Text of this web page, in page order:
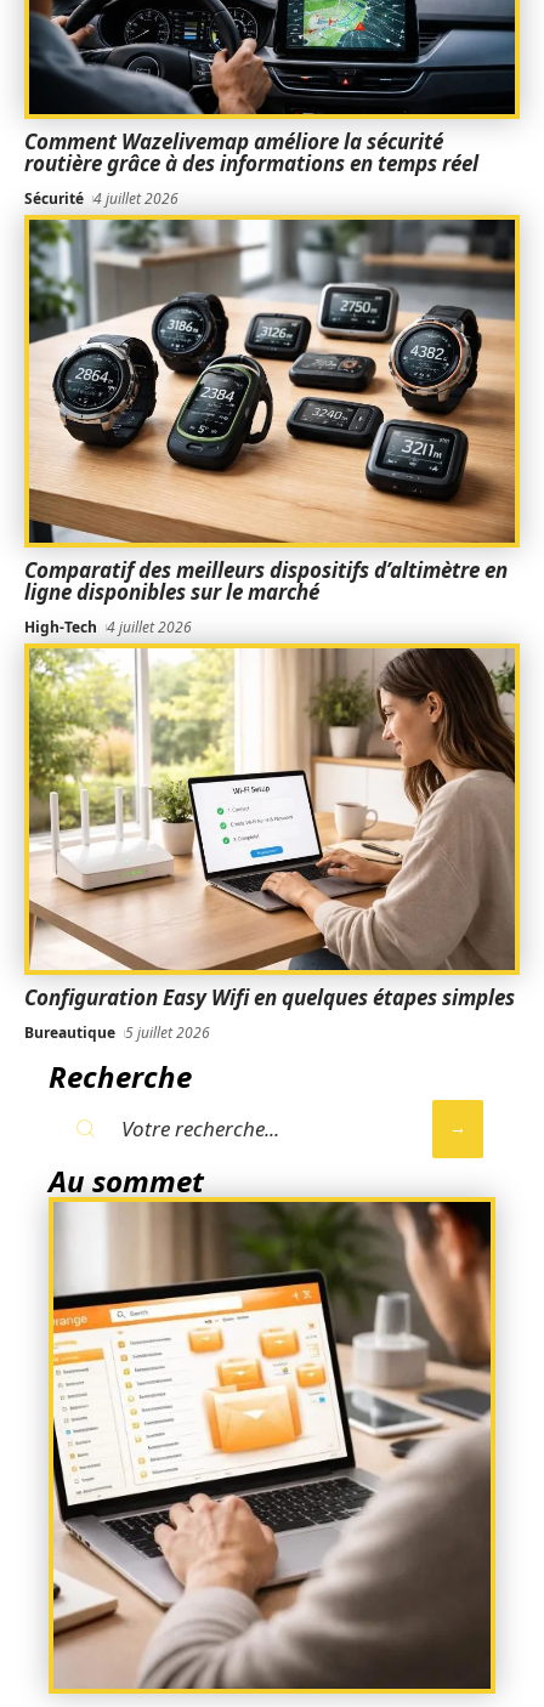
Comment Wazelivemap améliore la sécurité
routière grâce à des informations en temps réel
Sécurité 4 juillet 2026
Comparatif des meilleurs dispositifs d’altimètre en
ligne disponibles sur le marché
High-Tech 4 juillet 2026
Configuration Easy Wifi en quelques étapes simples
Bureautique 5 juillet 2026
Recherche
Au sommet